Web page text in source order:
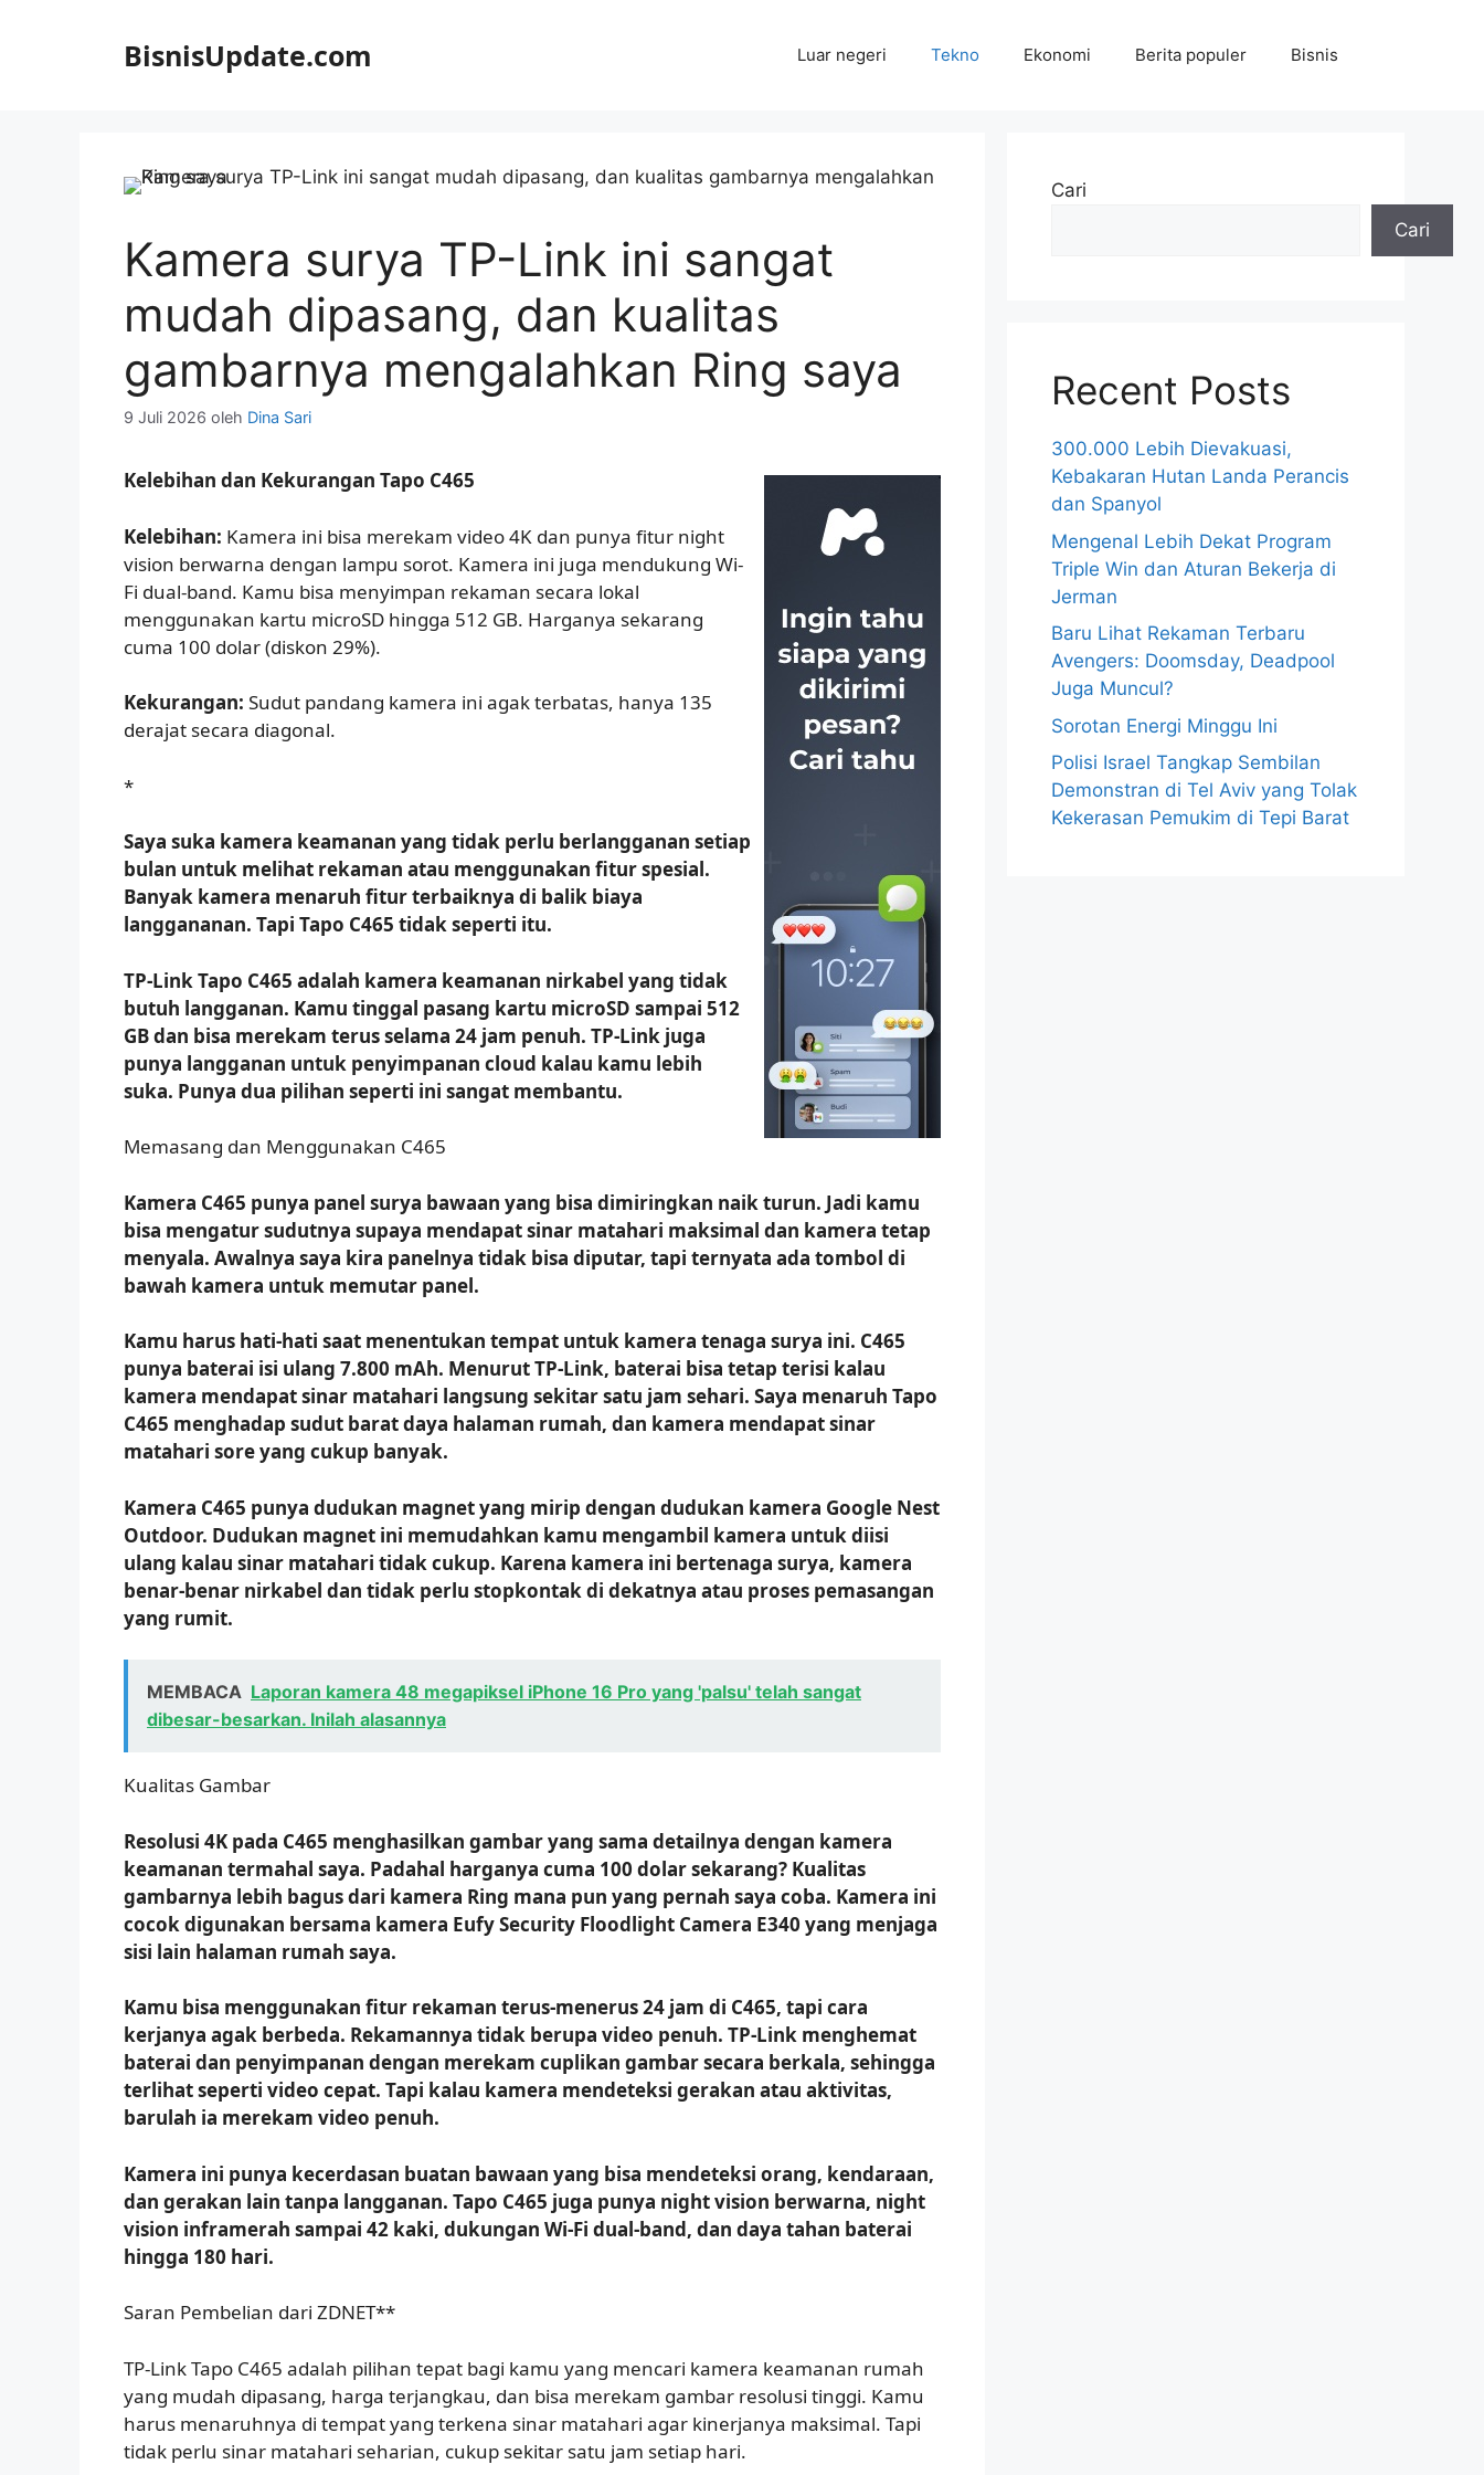
BisnisUpdate.com Luar negeri Tekno Ekonomi Berita populer Bisnis
Kamera surya TP-Link ini sangat
mudah dipasang, dan kualitas
gambarnya mengalahkan Ring saya
9 Juli 2026 oleh Dina Sari
Kelebihan dan Kekurangan Tapo C465
Kelebihan: Kamera ini bisa merekam video 4K dan punya fitur night
vision berwarna dengan lampu sorot. Kamera ini juga mendukung Wi-
Fi dual-band. Kamu bisa menyimpan rekaman secara lokal
menggunakan kartu microSD hingga 512 GB. Harganya sekarang
cuma 100 dolar (diskon 29%).
Kekurangan: Sudut pandang kamera ini agak terbatas, hanya 135
derajat secara diagonal.
*
Saya suka kamera keamanan yang tidak perlu berlangganan setiap
bulan untuk melihat rekaman atau menggunakan fitur spesial.
Banyak kamera menaruh fitur terbaiknya di balik biaya
langgananan. Tapi Tapo C465 tidak seperti itu.
TP-Link Tapo C465 adalah kamera keamanan nirkabel yang tidak
butuh langganan. Kamu tinggal pasang kartu microSD sampai 512
GB dan bisa merekam terus selama 24 jam penuh. TP-Link juga
punya langganan untuk penyimpanan cloud kalau kamu lebih
suka. Punya dua pilihan seperti ini sangat membantu.
Memasang dan Menggunakan C465
Kamera C465 punya panel surya bawaan yang bisa dimiringkan naik turun. Jadi kamu
bisa mengatur sudutnya supaya mendapat sinar matahari maksimal dan kamera tetap
menyala. Awalnya saya kira panelnya tidak bisa diputar, tapi ternyata ada tombol di
bawah kamera untuk memutar panel.
Kamu harus hati-hati saat menentukan tempat untuk kamera tenaga surya ini. C465
punya baterai isi ulang 7.800 mAh. Menurut TP-Link, baterai bisa tetap terisi kalau
kamera mendapat sinar matahari langsung sekitar satu jam sehari. Saya menaruh Tapo
C465 menghadap sudut barat daya halaman rumah, dan kamera mendapat sinar
matahari sore yang cukup banyak.
Kamera C465 punya dudukan magnet yang mirip dengan dudukan kamera Google Nest
Outdoor. Dudukan magnet ini memudahkan kamu mengambil kamera untuk diisi
ulang kalau sinar matahari tidak cukup. Karena kamera ini bertenaga surya, kamera
benar-benar nirkabel dan tidak perlu stopkontak di dekatnya atau proses pemasangan
yang rumit.
MEMBACA Laporan kamera 48 megapiksel iPhone 16 Pro yang 'palsu' telah sangat
dibesar-besarkan. Inilah alasannya
Kualitas Gambar
Resolusi 4K pada C465 menghasilkan gambar yang sama detailnya dengan kamera
keamanan termahal saya. Padahal harganya cuma 100 dolar sekarang? Kualitas
gambarnya lebih bagus dari kamera Ring mana pun yang pernah saya coba. Kamera ini
cocok digunakan bersama kamera Eufy Security Floodlight Camera E340 yang menjaga
sisi lain halaman rumah saya.
Kamu bisa menggunakan fitur rekaman terus-menerus 24 jam di C465, tapi cara
kerjanya agak berbeda. Rekamannya tidak berupa video penuh. TP-Link menghemat
baterai dan penyimpanan dengan merekam cuplikan gambar secara berkala, sehingga
terlihat seperti video cepat. Tapi kalau kamera mendeteksi gerakan atau aktivitas,
barulah ia merekam video penuh.
Kamera ini punya kecerdasan buatan bawaan yang bisa mendeteksi orang, kendaraan,
dan gerakan lain tanpa langganan. Tapo C465 juga punya night vision berwarna, night
vision inframerah sampai 42 kaki, dukungan Wi-Fi dual-band, dan daya tahan baterai
hingga 180 hari.
Saran Pembelian dari ZDNET**
TP-Link Tapo C465 adalah pilihan tepat bagi kamu yang mencari kamera keamanan rumah
yang mudah dipasang, harga terjangkau, dan bisa merekam gambar resolusi tinggi. Kamu
harus menaruhnya di tempat yang terkena sinar matahari agar kinerjanya maksimal. Tapi
tidak perlu sinar matahari seharian, cukup sekitar satu jam setiap hari.
Cari
Cari
Recent Posts
300.000 Lebih Dievakuasi,
Kebakaran Hutan Landa Perancis
dan Spanyol
Mengenal Lebih Dekat Program
Triple Win dan Aturan Bekerja di
Jerman
Baru Lihat Rekaman Terbaru
Avengers: Doomsday, Deadpool
Juga Muncul?
Sorotan Energi Minggu Ini
Polisi Israel Tangkap Sembilan
Demonstran di Tel Aviv yang Tolak
Kekerasan Pemukim di Tepi Barat